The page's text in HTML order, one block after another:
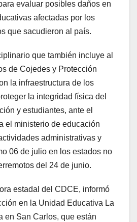
evaluar posibles daños en
afectadas por los
que sacudieron al país.
que también incluye al
de Cojedes y Protección
la infraestructura de los
la integridad física del
y estudiantes, ante el
el ministerio de educación
administrativas y
06 de julio en los estados no
del 24 de junio.
estadal del CDCE, informó
en la Unidad Educativa La
en San Carlos, que están